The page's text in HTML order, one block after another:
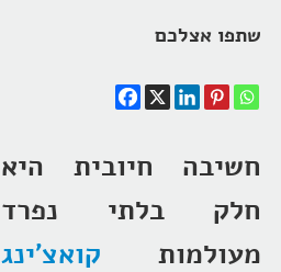
שתפו אצלכם
חשיבה חיובית היא
חלק בלתי נפרד
מעולמות קואצ'ינג